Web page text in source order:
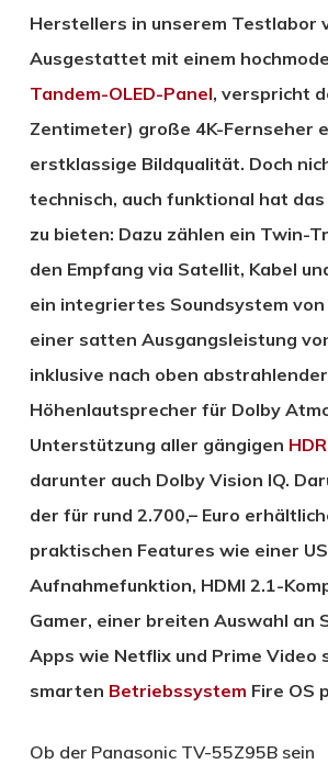
Herstellers in unserem Testlabor
Ausgestattet mit einem
Tandem-OLED-Panel, verspricht
Zentimeter) große 4K-Fernseher
erstklassige Bildqualität. Doch
technisch, auch funktional hat
zu bieten: Dazu zählen ein Twin-
den Empfang via Satellit, Kabel
ein integriertes Soundsystem von
einer satten Ausgangsleistung
inklusive nach oben abstrahlender
Höhenlautsprecher für Dolby
Unterstützung aller gängigen
darunter auch Dolby Vision IQ.
der für rund 2.700,– Euro
praktischen Features wie einer
Aufnahmefunktion, HDMI 2.1-
Gamer, einer breiten Auswahl an
Apps wie Netflix und Prime Video
smarten Betriebssystem Fire OS
Ob der Panasonic TV-55Z95B sein